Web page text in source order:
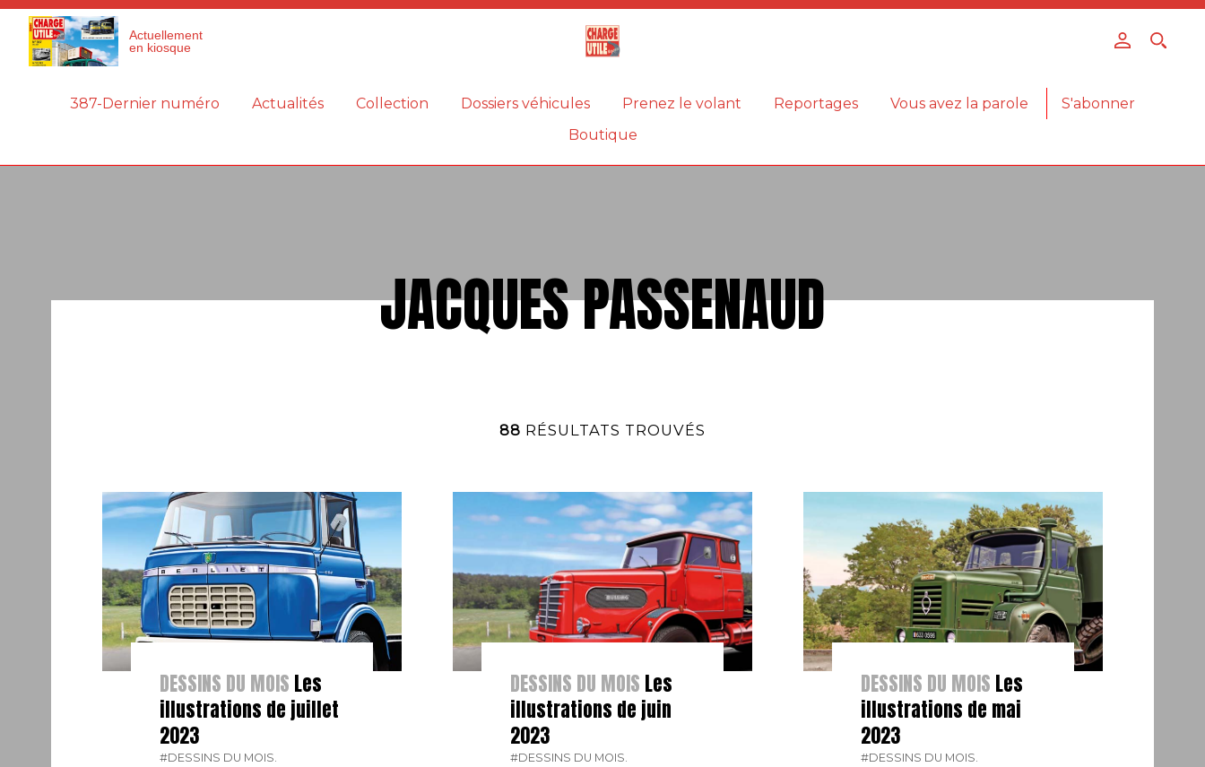
Actuellement
en kiosque
387-Dernier numéro Actualités Collection Dossiers véhicules Prenez le volant Reportages Vous avez la parole
S'abonner
Boutique
JACQUES PASSENAUD
88 RÉSULTATS TROUVÉS
DESSINS DU MOIS Les
illustrations de juillet
2023
#DESSINS DU MOIS.
DESSINS DU MOIS Les
illustrations de juin
2023
#DESSINS DU MOIS.
DESSINS DU MOIS Les
illustrations de mai
2023
#DESSINS DU MOIS.
Panneau de gestion des cookies